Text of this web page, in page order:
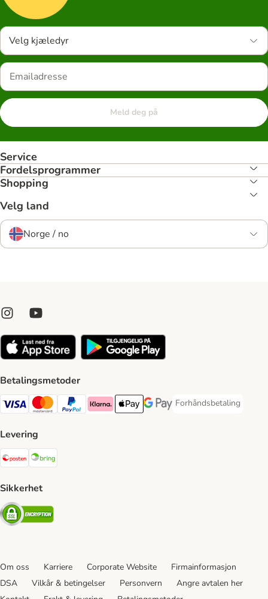
Velg kjæledyr
Meld deg på
Service
Fordelsprogrammer
Shopping
Velg land
Norge / no
Betalingsmetoder
Visa Payment Method
Mastercard Payment Method
PayPal Payment Method
Klarna Payment Method
Apple Pay Payment Method
Google Pay Payment Method
Forhåndsbetaling
Forhåndsbetaling
Levering
Posten Shipping Method
Sikkerhet
Security
Om oss Karriere Corporate Website
Firmainformasjon
DSA
Vilkår & betingelser Personvern
Angre avtalen her